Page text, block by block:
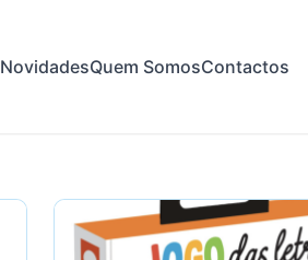
NovidadesQuem SomosContactos